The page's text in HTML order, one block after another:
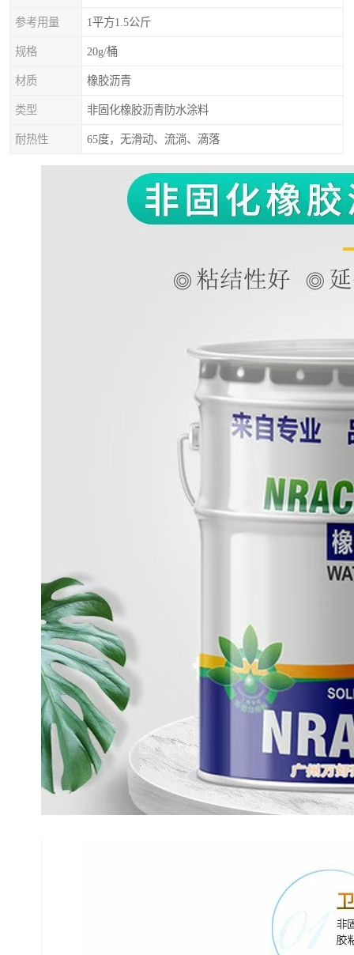
参考用量 1平方1.5公斤
规格 20g/桶
材质 橡胶沥青
类型 非固化橡胶沥青防水涂料
耐热性 65度，无滑动、流淌、滴落